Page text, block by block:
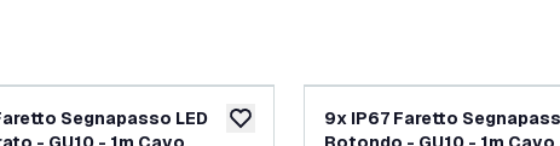
aggiungi alla lista desideri
Segnapasso LED
9x IP67 Faretto